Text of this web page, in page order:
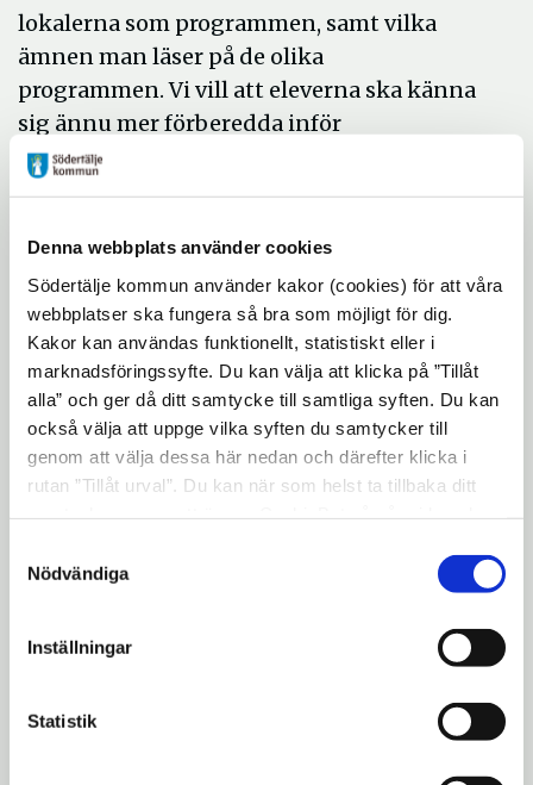
Denna webbplats använder cookies
Södertälje kommun använder kakor (cookies) för att våra
webbplatser ska fungera så bra som möjligt för dig.
Kakor kan användas funktionellt, statistiskt eller i
marknadsföringssyfte. Du kan välja att klicka på ”Tillåt
alla” och ger då ditt samtycke till samtliga syften. Du kan
också välja att uppge vilka syften du samtycker till
genom att välja dessa här nedan och därefter klicka i
rutan ”Tillåt urval”. Du kan när som helst ta tillbaka ditt
"Visa detaljer" kan du läsa om hur kakorna används och
hur vi och våra leverantörer inhämtar och behandlar
Nödvändiga
Inställningar
Statistik
lokalerna som programmen, samt vilka
ämnen man läser på de olika
programmen.Vi vill att eleverna ska känna
sig ännu mer förberedda inför
gymnasievalet,
utvecklingsstrategskola/arbetslivpå
Torekällgymnasiet
- På Torekällgymnasiet möts niorna av våra
elever som guidar dem vidare till våra olika
program, där de kommer att få information
om programmet och se elever som arbetar i
våra verkstäder, säger Carin Caputo, rektor
på Torekällgymnasiet.
Wendela Hebbegymnasiet
- Välkommen med din klass till Wendela
Hebbegymnasiet, en kreativ dynamisk skola
resultat. Du får en rundvandring i våra fina
engagerade lärare och träffar en del av våra
elever från nationella programmen. Vill du